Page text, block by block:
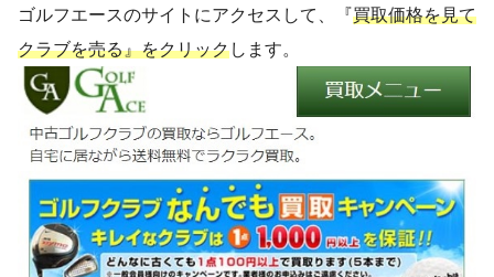
ゴルフエースのサイトにアクセスして、『買取価格を見て
クラブを売る』をクリックします。